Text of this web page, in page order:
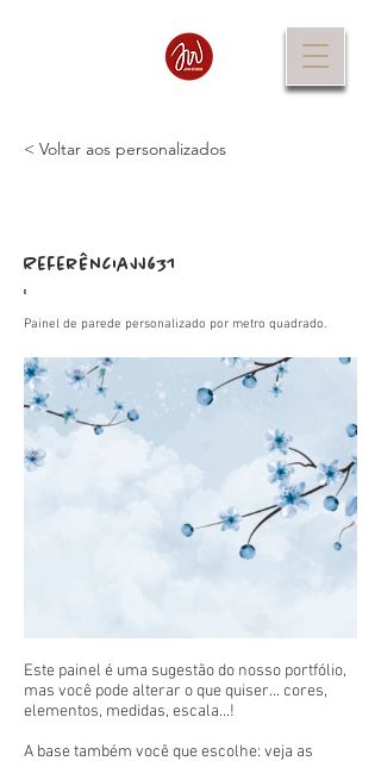
< Voltar aos personalizados
Referência
:
JJ631
Painel de parede personalizado por metro quadrado.
Este painel é uma sugestão do nosso portfólio,
mas você pode alterar o que quiser... cores,
elementos, medidas, escala...!
A base também você que escolhe: veja as